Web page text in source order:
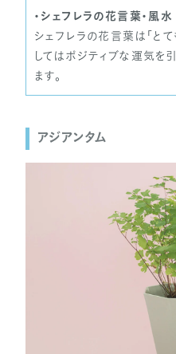
・シェフレラの花言葉・風水
シェフレラの花言葉は「とて
してはポジティブな運気を
ます。
アジアンタム